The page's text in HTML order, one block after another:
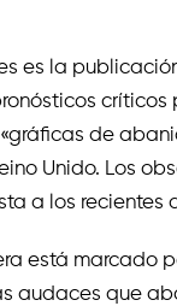
es la
de
Unido. Los
a los recientes
está marcado
audaces que